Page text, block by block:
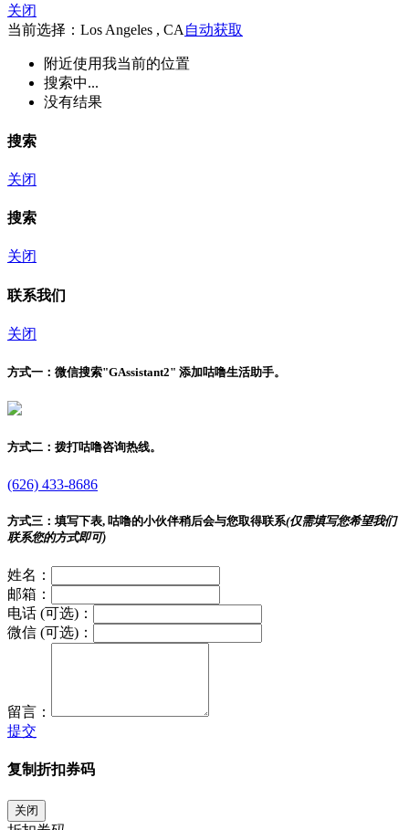
关闭
当前选择：Los Angeles , CA 自动获取
附近使用我当前的位置
搜索中...
没有结果
搜索
关闭
搜索
关闭
联系我们
关闭
方式一： 微信搜索"GAssistant2" 添加咕噜生活助手。
方式二： 拨打咕噜咨询热线。
(626) 433-8686
方式三： 填写下表, 咕噜的小伙伴稍后会与您取得联系(仅需填写您希望我们
联系您的方式即可)
姓名：
邮箱：
电话 (可选)：
微信 (可选)：
留言：
提交
复制折扣券码
关闭